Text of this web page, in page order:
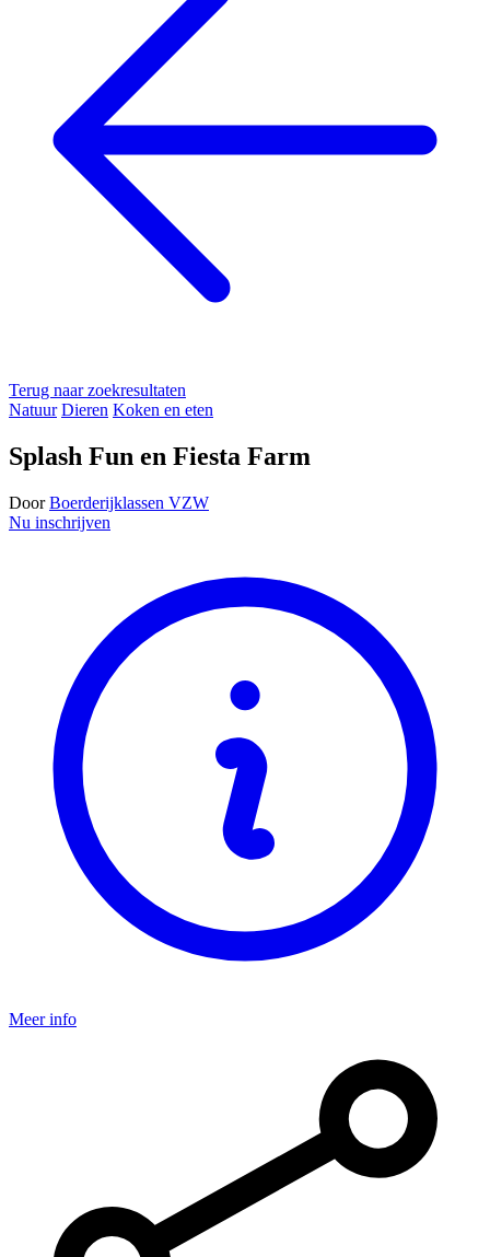
Terug naar zoekresultaten
Natuur Dieren Koken en eten
Splash Fun en Fiesta Farm
Door Boerderijklassen VZW
Nu inschrijven
Meer info